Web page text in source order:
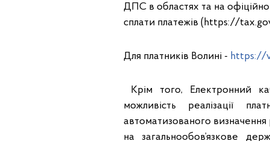
ДПС в областях та на
сплати платежів (https://
Для платників Волині - https://
Крім того, Електронний
можливість реалізації
автоматизованого визначення
на загальнообов’язкове